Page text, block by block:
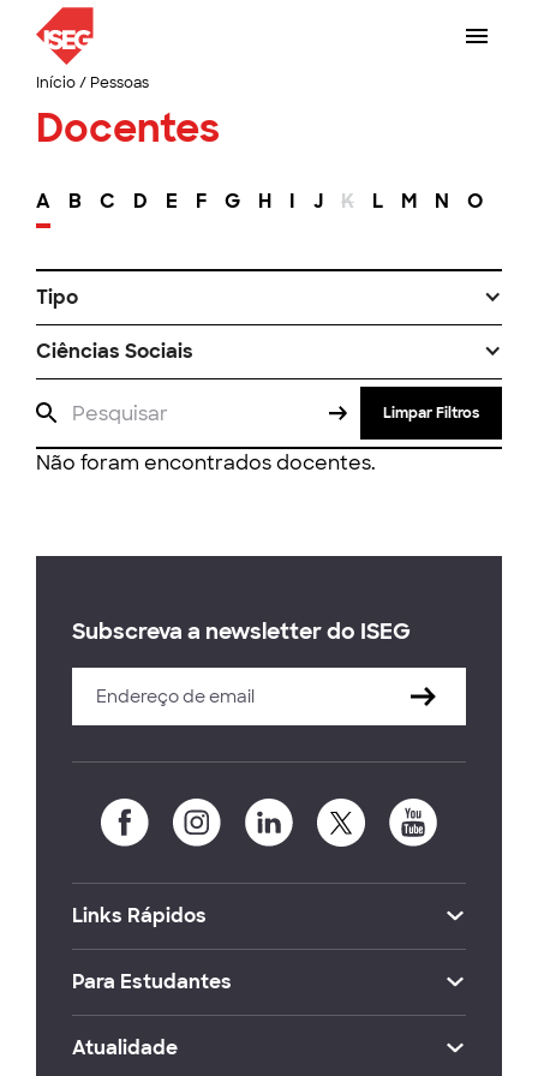
Início/ Pessoas
Docentes
A B C D E F G H I J K L M N O
Tipo
Ciências Sociais
Limpar Filtros
Não foram encontrados docentes.
Subscreva a newsletter do ISEG
Links Rápidos
Para Estudantes
Atualidade